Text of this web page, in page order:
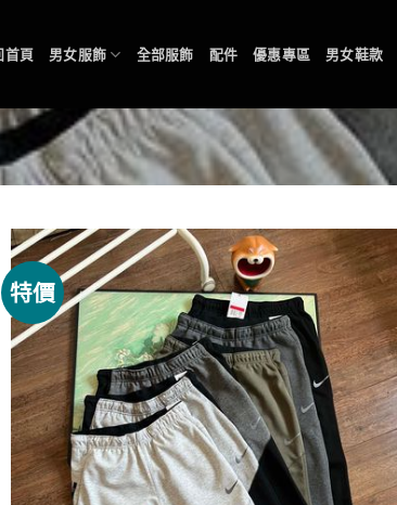
首頁 男女服飾 全部服飾 配件 優惠專區 男女鞋款
特價